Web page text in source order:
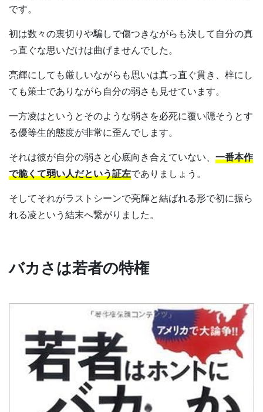
です。
初は数々の裏切りや騙しで傷つきながらも決して自分の真
っ直ぐな思いだけは曲げませんでした。
亮輝にしても厳しいながらも思いは真っ直ぐ貫き、梓にし
ても策士でありながら自分の弱さも見せています。
一方凌はというとそのような弱さを必死に覆い隠そうとす
る優等生的態度が非常に歪んでします。
それは彼が自分の弱さと心底向き合えていない、 一番本作
で脆くて弱い人だという証左でありましょう。
そしてそれがラストシーンで亮輝と結ばれる形で初に振ら
れる凌という結末へ繋がりました。
バカさは若者の特権